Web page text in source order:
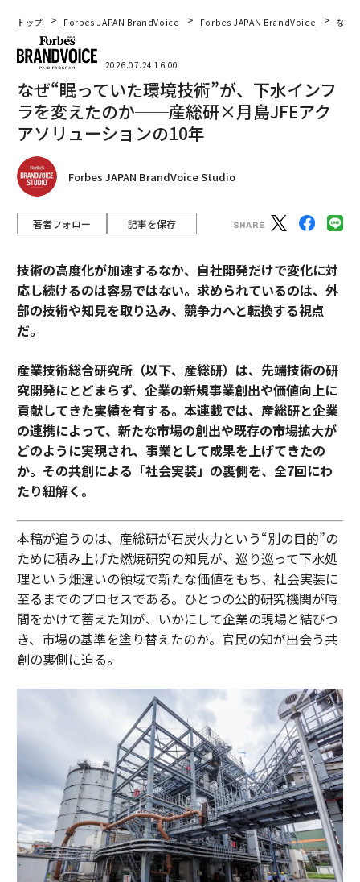
トップ Forbes JAPAN BrandVoice Forbes JAPAN BrandVoice なぜ
2026.07.24 16:00
なぜ“眠っていた環境技術”が、下水インフ
ラを変えたのか──産総研×月島JFEアク
アソリューションの10年
Forbes JAPAN BrandVoice Studio
著者フォロー 記事を保存
技術の高度化が加速するなか、自社開発だけで変化に対
応し続けるのは容易ではない。求められているのは、外
部の技術や知見を取り込み、競争力へと転換する視点
だ。
産業技術総合研究所（以下、産総研）は、先端技術の研
究開発にとどまらず、企業の新規事業創出や価値向上に
貢献してきた実績を有する。本連載では、産総研と企業
の連携によって、新たな市場の創出や既存の市場拡大が
どのように実現され、事業として成果を上げてきたの
か。その共創による「社会実装」の裏側を、全7回にわ
たり紐解く。
本稿が追うのは、産総研が石炭火力という“別の目的”の
ために積み上げた燃焼研究の知見が、巡り巡って下水処
理という畑違いの領域で新たな価値をもち、社会実装に
至るまでのプロセスである。ひとつの公的研究機関が時
間をかけて蓄えた知が、いかにして企業の現場と結びつ
き、市場の基準を塗り替えたのか。官民の知が出会う共
創の裏側に迫る。